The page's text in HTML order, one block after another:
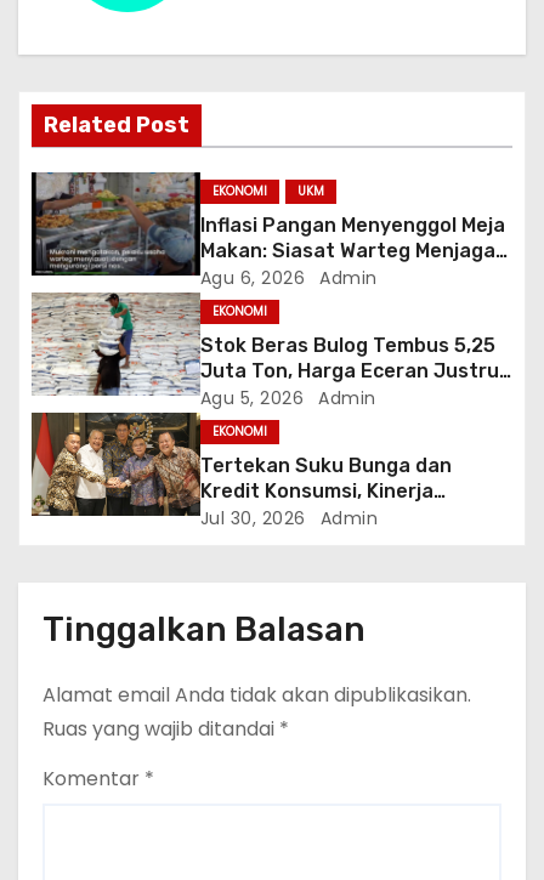
i
p
o
s
Related Post
EKONOMI UKM
Inflasi Pangan Menyenggol Meja
Makan: Siasat Warteg Menjaga
Harga Tetap Terjangkau
Agu 6, 2026 Admin
EKONOMI
Stok Beras Bulog Tembus 5,25
Juta Ton, Harga Eceran Justru
Naik 7 Bulan Berturut-Turut
Agu 5, 2026 Admin
EKONOMI
Tertekan Suku Bunga dan
Kredit Konsumsi, Kinerja
Perbankan 2026 Hadapi
Jul 30, 2026 Admin
Tinggalkan Balasan
Alamat email Anda tidak akan dipublikasikan.
Ruas yang wajib ditandai *
Komentar *